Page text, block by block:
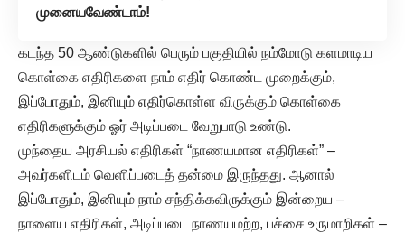
முனையவேண்டாம்!
கடந்த 50 ஆண்டுகளில் பெரும் பகுதியில் நம்மோடு களமாடிய
கொள்கை எதிரிகளை நாம் எதிர் கொண்ட முறைக்கும்,
இப்போதும், இனியும் எதிர்கொள்ள விருக்கும் கொள்கை
எதிரிகளுக்கும் ஓர் அடிப்படை வேறுபாடு உண்டு.
முந்தைய அரசியல் எதிரிகள் “நாணயமான எதிரிகள்” –
அவர்களிடம் வெளிப்படைத் தன்மை இருந்தது. ஆனால்
இப்போதும், இனியும் நாம் சந்திக்கவிருக்கும் இன்றைய –
நாளைய எதிரிகள், அடிப்படை நாணயமற்ற, பச்சை உருமாறிகள் –